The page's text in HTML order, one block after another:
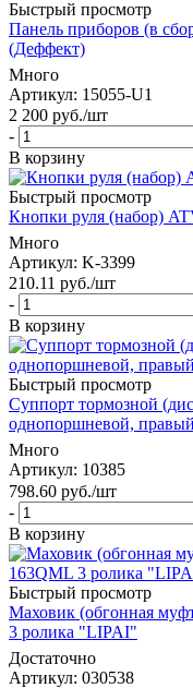
Быстрый просмотр
Панель приборов (в
(Деффект)
Много
Артикул: 15055-U1
2 200 руб./шт
-
В корзину
Быстрый просмотр
Кнопки руля (набор)
Много
Артикул: K-3399
210.11 руб./шт
-
В корзину
Быстрый просмотр
Суппорт тормозной
однопоршневой,
Много
Артикул: 10385
798.60 руб./шт
-
В корзину
Быстрый просмотр
Маховик (обгонная
3 ролика "LIPAI"
Достаточно
Артикул: 030538